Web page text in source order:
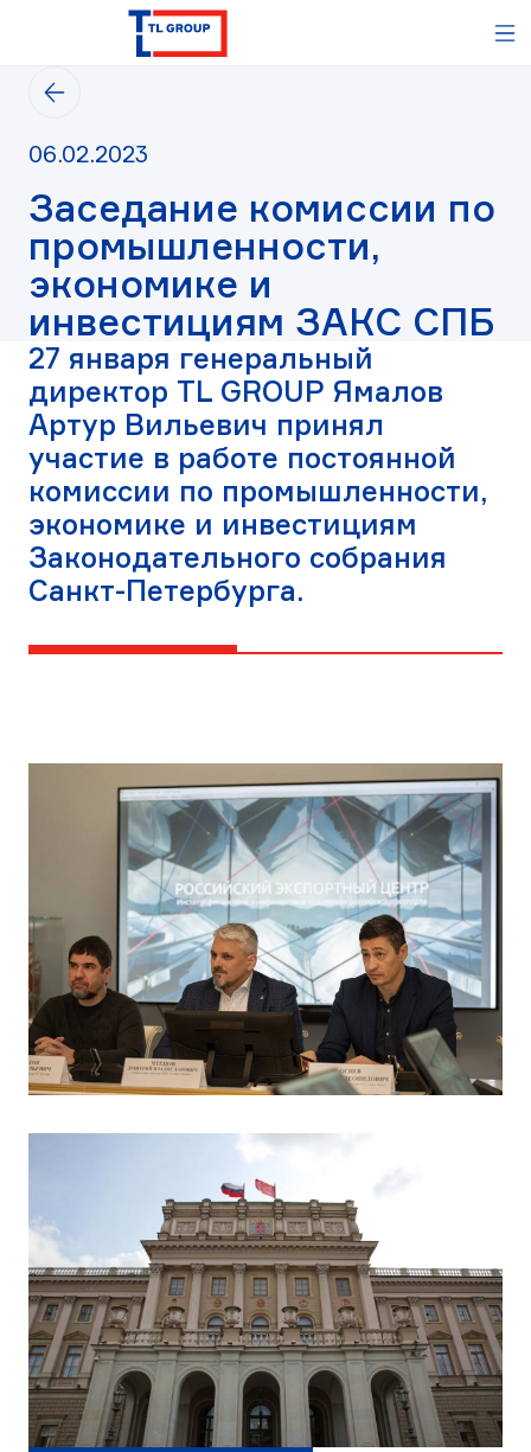
логистический
представитель
Вернуться
предыдущую
страницу
Дата
06.02.2023
06.02.2023
Заседание комиссии по
промышленности,
экономике и
инвестициям ЗАКС СПБ
27 января генеральный
директор TL GROUP Ямалов
Артур Вильевич принял
участие в работе постоянной
комиссии по промышленности,
экономике и инвестициям
Законодательного собрания
Санкт-Петербурга.